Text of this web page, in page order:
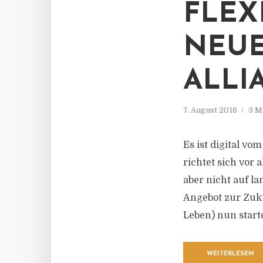
7. August 2018 3
Es ist digital
richtet sich vor
aber nicht auf
Angebot zur
Leben) nun
WEITERLESEN